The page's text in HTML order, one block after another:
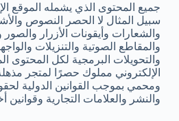
جميع المحتوى الذي يشمله الموقع
سبيل المثال لا الحصر النصوص
والشعارات وأيقونات الأزرار والصور
والمقاطع الصوتية والتنزيلات
والتحويلات البرمجية لكل المحتوى
الإلكتروني مملوك حصرًا لمتجر
ومحمي بموجب القوانين الدولية
والنشر والعلامات التجارية